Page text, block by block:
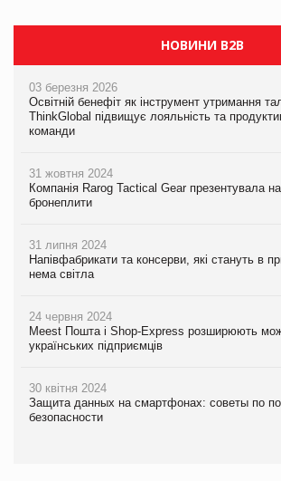
НОВИНИ B2B
03 березня 2026
Освітній бенефіт як інструмент утримання
ThinkGlobal підвищує лояльність та
команди
31 жовтня 2024
Компанія Rarog Tactical Gear презентувала
бронеплити
31 липня 2024
Напівфабрикати та консерви, які стануть в
нема світла
24 червня 2024
Meest Пошта і Shop-Express розширюють
українських підприємців
30 квітня 2024
Защита данных на смартфонах: советы по
безопасности